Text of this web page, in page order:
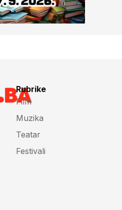
Rubrike
Film
Muzika
Teatar
Festivali